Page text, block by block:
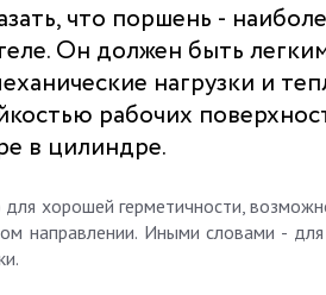
что поршень -
Он должен быть
нагрузки и
рабочих
в цилиндре.
хорошей герметичности,
направлении. Иными словами -